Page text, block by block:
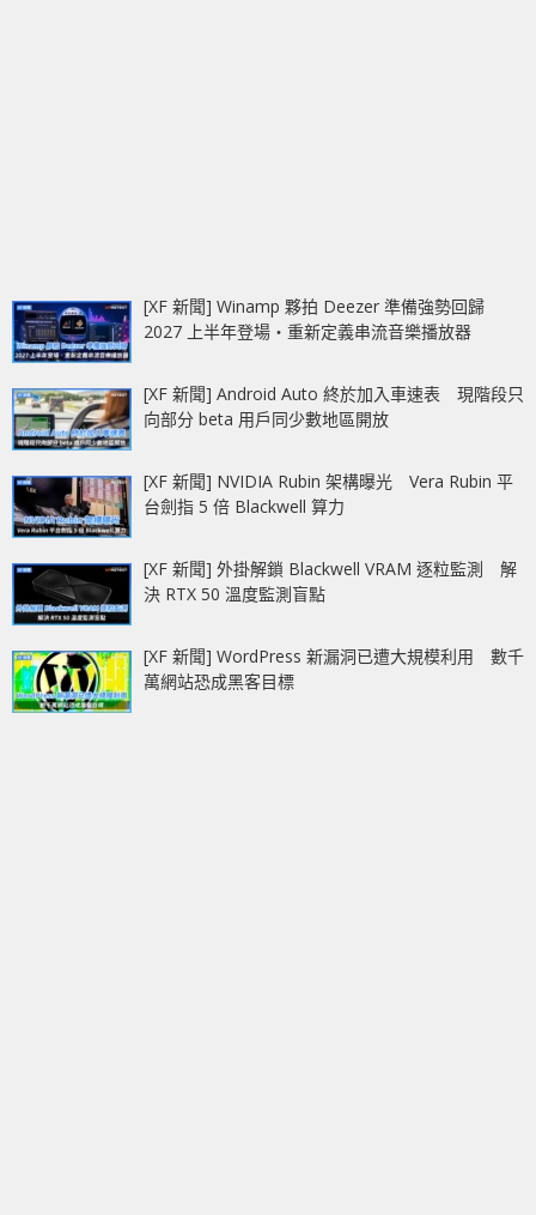
[XF 新聞] Winamp 夥拍 Deezer 準備強勢回歸
2027 上半年登場‧重新定義串流音樂播放器
[XF 新聞] Android Auto 終於加入車速表 現階段只
向部分 beta 用戶同少數地區開放
[XF 新聞] NVIDIA Rubin 架構曝光 Vera Rubin 平
台劍指 5 倍 Blackwell 算力
[XF 新聞] 外掛解鎖 Blackwell VRAM 逐粒監測 解
決 RTX 50 溫度監測盲點
[XF 新聞] WordPress 新漏洞已遭大規模利用 數千
萬網站恐成黑客目標